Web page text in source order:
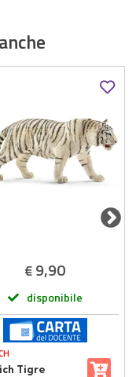
€9,90
disponibile
Tigre